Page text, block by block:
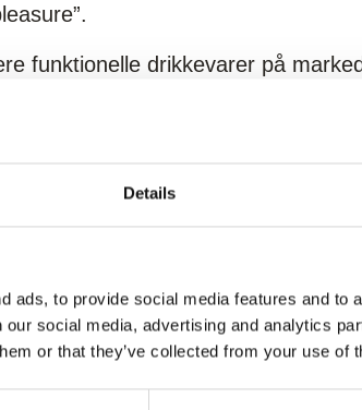
Details
ads, to provide social media features and to
social media, advertising and analytics
or that they’ve collected from your use of
funktionelle drikkevarer på
grad er gjort plads til, at en drik
ved at vinde indpas på
på samme måde som
funktionelle drikke er dog stadig
sodavand, som har en
har en bredere
Good Sodas kommer til at